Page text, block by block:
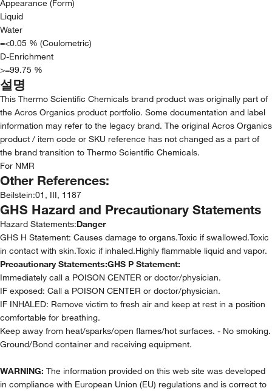
Appearance (Form)
Liquid
Water
=<0.05 % (Coulometric)
D-Enrichment
>=99.75 %
설명
This Thermo Scientific Chemicals brand product was originally part of
the Acros Organics product portfolio. Some documentation and label
information may refer to the legacy brand. The original Acros Organics
product / item code or SKU reference has not changed as a part of
the brand transition to Thermo Scientific Chemicals.
For NMR
Other References:
Beilstein:01, III, 1187
GHS Hazard and Precautionary Statements
Hazard Statements:Danger
GHS H Statement: Causes damage to organs.Toxic if swallowed.Toxic
in contact with skin.Toxic if inhaled.Highly flammable liquid and vapor.
Precautionary Statements:GHS P Statement:
Immediately call a POISON CENTER or doctor/physician.
IF exposed: Call a POISON CENTER or doctor/physician.
IF INHALED: Remove victim to fresh air and keep at rest in a position
comfortable for breathing.
Keep away from heat/sparks/open flames/hot surfaces. - No smoking.
Ground/Bond container and receiving equipment.
WARNING: The information provided on this web site was developed
in compliance with European Union (EU) regulations and is correct to